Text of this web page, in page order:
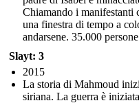
Chiamando i manifestanti
una finestra di tempo a
andarsene. 35.000
Slayt: 3
2015
La storia di Mahmoud
siriana. La guerra è